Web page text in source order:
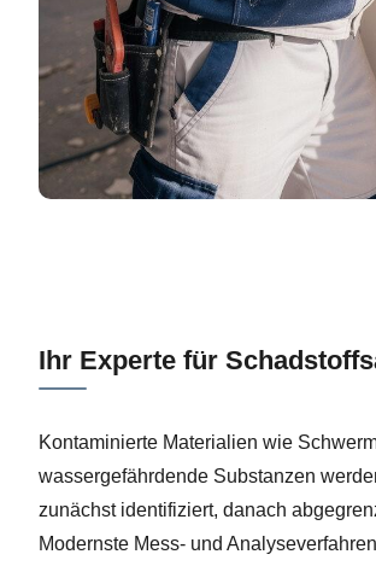
Ihr Experte für
Kontaminierte Materialien wie
wassergefährdende Substanzen
zunächst identifiziert, danach
Modernste Mess- und